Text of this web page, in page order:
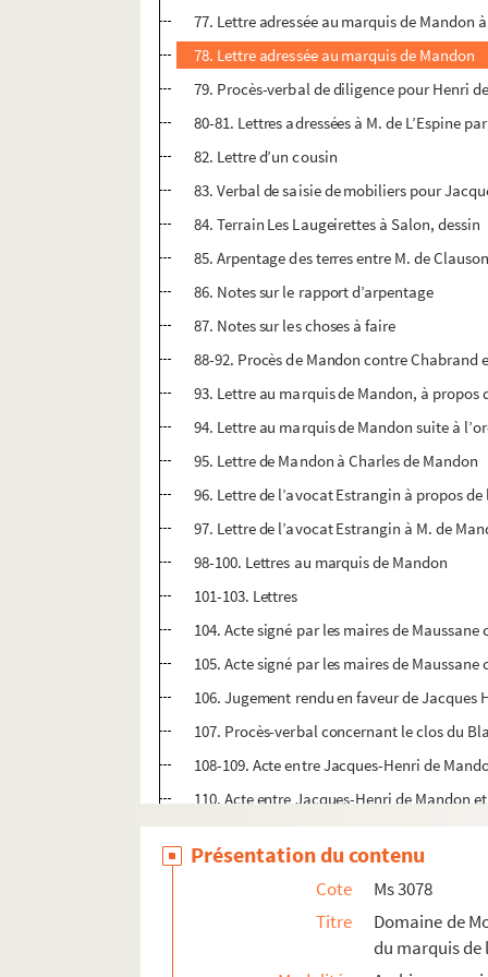
77. Lettre adressée au marquis de Mandon
78. Lettre adressée au marquis de Mandon
79. Procès-verbal de diligence pour Henri
80-81. Lettres adressées à M. de L’Espine
82. Lettre d’un cousin
83. Verbal de saisie de mobiliers pour
84. Terrain Les Laugeirettes à Salon, dessin
85. Arpentage des terres entre M. de
86. Notes sur le rapport d’arpentage
87. Notes sur les choses à faire
88-92. Procès de Mandon contre
93. Lettre au marquis de Mandon, à propos
94. Lettre au marquis de Mandon suite à
95. Lettre de Mandon à Charles de Mandon
96. Lettre de l’avocat Estrangin à propos
97. Lettre de l’avocat Estrangin à M. de
98-100. Lettres au marquis de Mandon
101-103. Lettres
104. Acte signé par les maires de
105. Acte signé par les maires de
106. Jugement rendu en faveur de
107. Procès-verbal concernant le clos du
108-109. Acte entre Jacques-Henri de
110. Acte entre Jacques-Henri de Mandon
111. Lettre à Madame veuve Mandon à
112. Quittance de l’Association des
113. Lettre des Syndics de la Société pour
114. Demande par le marquis de
Présentation du contenu
Cote
Ms 3078
Titre
Domaine de
du marquis de